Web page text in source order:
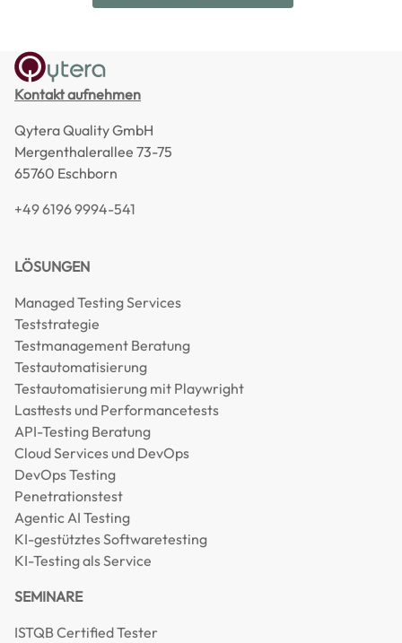
Kontakt aufnehmen
Qytera Quality GmbH
Mergenthalerallee 73-75
65760 Eschborn
+49 6196 9994-541
LÖSUNGEN
Managed Testing Services
Teststrategie
Testmanagement Beratung
Testautomatisierung
Testautomatisierung mit Playwright
Lasttests und Performancetests
API-Testing Beratung
Cloud Services und DevOps
DevOps Testing
Penetrationstest
Agentic AI Testing
KI-gestütztes Softwaretesting
KI-Testing als Service
SEMINARE
ISTQB Certified Tester